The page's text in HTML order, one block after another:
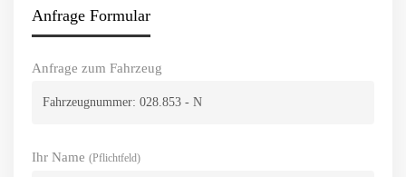
Anfrage Formular
Anfrage zum Fahrzeug
Ihr Name (Pflichtfeld)